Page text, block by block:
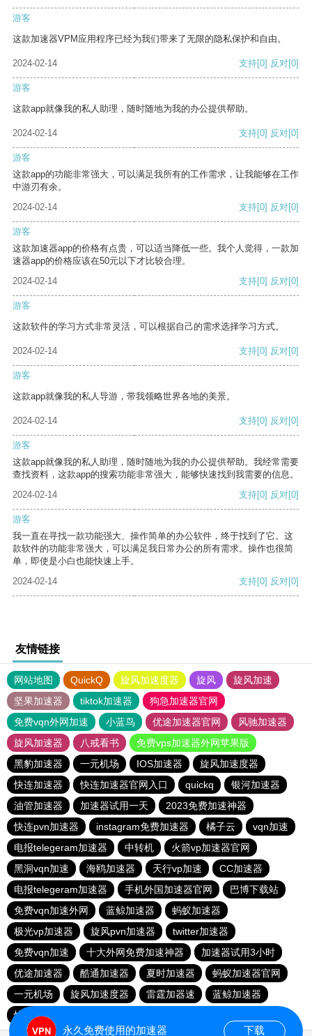
游客
这款加速器VPM应用程序已经为我们带来了无限的隐私保护和自由。
2024-02-14 支持[0] 反对[0]
游客
这款app就像我的私人助理，随时随地为我的办公提供帮助。
2024-02-14 支持[0] 反对[0]
游客
这款app的功能非常强大，可以满足我所有的工作需求，让我能够在工作
中游刃有余。
2024-02-14
支持[0] 反对[0]
游客
这款加速器app的价格有点贵，可以适当降低一些。我个人觉得，一款加
速器app的价格应该在50元以下才比较合理。
2024-02-14
支持[0] 反对[0]
游客
这款软件的学习方式非常灵活，可以根据自己的需求选择学习方式。
2024-02-14 支持[0] 反对[0]
游客
这款app就像我的私人导游，带我领略世界各地的美景。
2024-02-14 支持[0] 反对[0]
游客
这款app就像我的私人助理，随时随地为我的办公提供帮助。我经常需要
查找资料，这款app的搜索功能非常强大，能够快速找到我需要的信息。
2024-02-14
支持[0] 反对[0]
游客
我一直在寻找一款功能强大、操作简单的办公软件，终于找到了它。这
款软件的功能非常强大，可以满足我日常办公的所有需求。操作也很简
单，即使是小白也能快速上手。
2024-02-14
支持[0] 反对[0]
友情链接
网站地图 QuickQ 旋风加速度器 旋风
旋风加速
坚果加速器
tiktok加速器
狗急加速器官网
免费vqn外网加速
小蓝鸟 优途加速器官网
风驰加速器
旋风加速器
八戒看书
免费vps加速器外网苹果版
黑豹加速器
一元机场 IOS加速器
旋风加速度器
快连加速器
快连加速器官网入口 quickq
银河加速器
油管加速器
加速器试用一天
2023免费加速神器
快连pvn加速器
instagram免费加速器 橘子云
vqn加速
电报telegeram加速器
中转机
火箭vp加速器官网
黑洞vqn加速
海鸥加速器 天行vp加速
CC加速器
电报telegeram加速器
手机外国加速器官网
巴博下载站
免费vqn加速外网
蓝鲸加速器
蚂蚁加速器
极光vp加速器
旋风pvn加速器
twitter加速器
免费vqn加速
十大外网免费加速神器
加速器试用3小时
优途加速器
酷通加速器 夏时加速器
蚂蚁加速器官网
一元机场
旋风加速度器 雷霆加器速
蓝鲸加速器
快橙加速器
永久免费使用的加速器 下载